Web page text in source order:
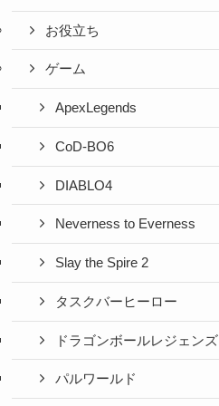
お役立ち
ゲーム
ApexLegends
CoD-BO6
DIABLO4
Neverness to Everness
Slay the Spire 2
タスクバーヒーロー
ドラゴンボールレジェンズ
パルワールド